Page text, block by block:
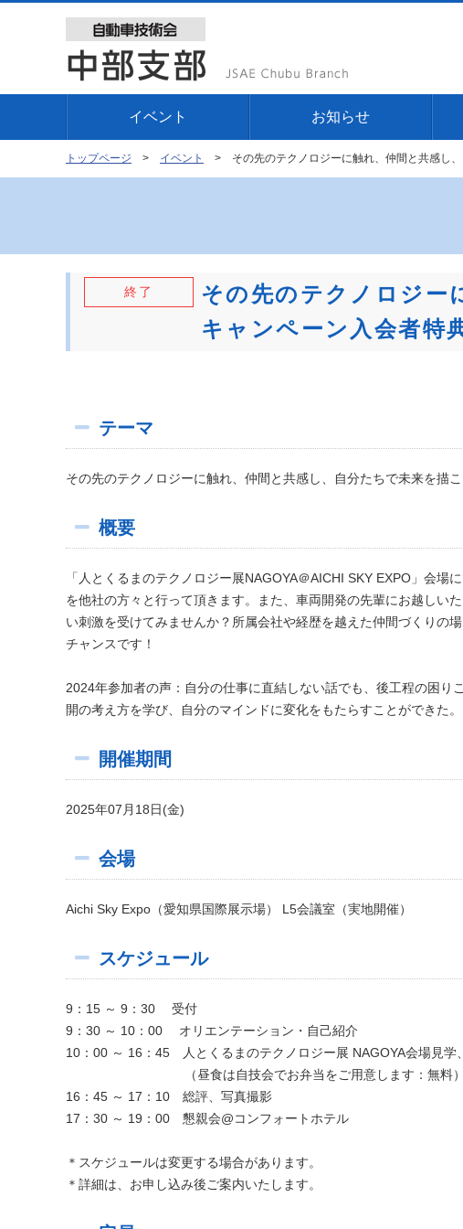
イベント お知らせ
トップページ イベント その先のテクノロジーに触れ、仲間と共感し
終了
その先のテクノロジー
キャンペーン入会者特
テーマ
その先のテクノロジーに触れ、仲間と共感し、自分たちで未来を描こ
概要
「人とくるまのテクノロジー展NAGOYA＠AICHI SKY EXPO」会
を他社の方々と行って頂きます。また、車両開発の先輩にお越しい
い刺激を受けてみませんか？所属会社や経歴を越えた仲間づくりの
チャンスです！
2024年参加者の声：自分の仕事に直結しない話でも、後工程の困
開の考え方を学び、自分のマインドに変化をもたらすことができた。
開催期間
2025年07月18日(金)
会場
Aichi Sky Expo（愛知県国際展示場） L5会議室（実地開催）
スケジュール
9：15 ～ 9：30 受付
9：30 ～ 10：00 オリエンテーション・自己紹介
10：00 ～ 16：45 人とくるまのテクノロジー展 NAGOYA会場見学
（昼食は自技会でお弁当をご用意します：無料）
16：45 ～ 17：10 総評、写真撮影
17：30 ～ 19：00 懇親会@コンフォートホテル
＊スケジュールは変更する場合があります。
＊詳細は、お申し込み後ご案内いたします。